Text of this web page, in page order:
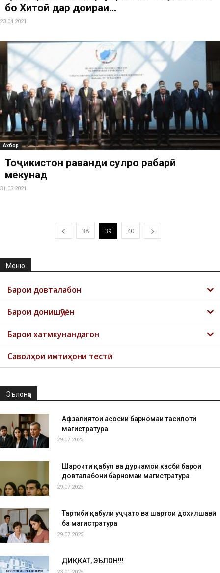
бо Хитой дар доираи...
23.04.2021
Ахбор
Тоҷикистон раванди сулҳро раҳбарӣ
мекунад
31.03.2021
38 39 40
Меню
Барои довталабон
Барои донишҷӯён
Барои хатмкунандагон
Саволҳои имтиҳони тестӣ
Эълонҳо
Афзалиятҳои асосии барномаи таҳсилоти
магистратура
29.07.2025
Шароити қабул ва дурнамои касбӣ барои
довталабони барномаи магистратура
29.07.2025
Тартиби қабули ҳуҷҷатҳо ва шартҳои дохилшавӣ
ба магистратура
29.07.2025
ДИҚҚАТ, ЭЪЛОН!!!
23.01.2025